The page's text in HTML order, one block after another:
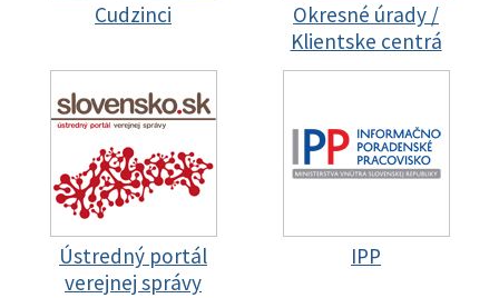
Cudzinci
Okresné úrady /
Klientske centrá
Ústredný portál
verejnej správy
IPP